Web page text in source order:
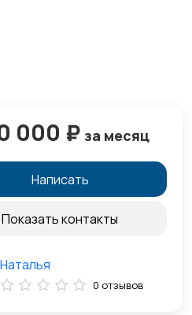
000 ₽ за месяц
Написать
Показать контакты
Наталья
0 отзывов